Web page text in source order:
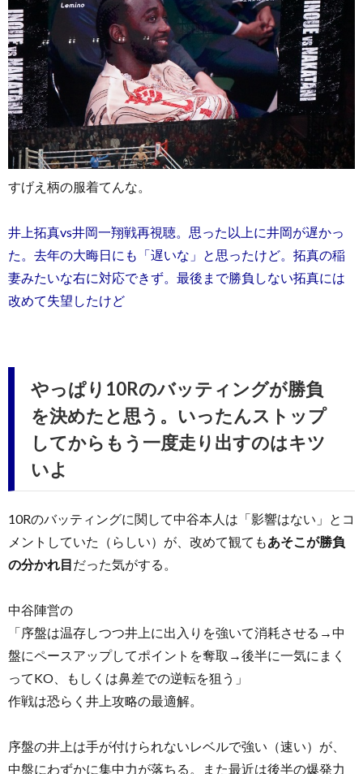
すげえ柄の服着てんな。
井上拓真vs井岡一翔戦再視聴。思った以上に井岡が遅かっ
た。去年の大晦日にも「遅いな」と思ったけど。拓真の稲
妻みたいな右に対応できず。最後まで勝負しない拓真には
改めて失望したけど
やっぱり10Rのバッティングが勝負
を決めたと思う。いったんストップ
してからもう一度走り出すのはキツ
いよ
10Rのバッティングに関して中谷本人は「影響はない」とコ
メントしていた（らしい）が、改めて観てもあそこが勝負
の分かれ目だった気がする。
中谷陣営の
「序盤は温存しつつ井上に出入りを強いて消耗させる→中
盤にペースアップしてポイントを奪取→後半に一気にまく
ってKO、もしくは鼻差での逆転を狙う」
作戦は恐らく井上攻略の最適解。
序盤の井上は手が付けられないレベルで強い（速い）が、
中盤にわずかに集中力が落ちる。また最近は後半の爆発力